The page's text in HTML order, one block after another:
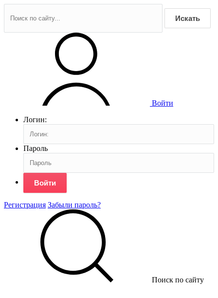
Искать
Войти
Логин:
Пароль
Войти
Регистрация Забыли пароль?
Поиск по сайту